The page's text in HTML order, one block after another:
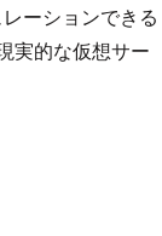
ーションできる
実的な仮想サー